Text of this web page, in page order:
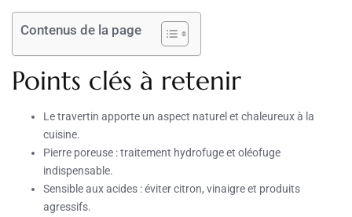
Contenus de la page
Points clés à retenir
Le travertin apporte un aspect naturel et chaleureux à la
cuisine.
Pierre poreuse : traitement hydrofuge et oléofuge
indispensable.
Sensible aux acides : éviter citron, vinaigre et produits
agressifs.